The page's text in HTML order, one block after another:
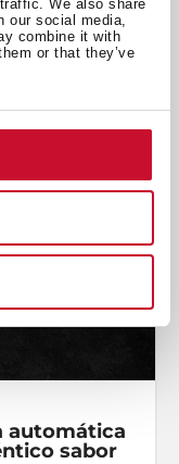
We also share
our social media,
combine it with
or that they’ve
automática
sabor